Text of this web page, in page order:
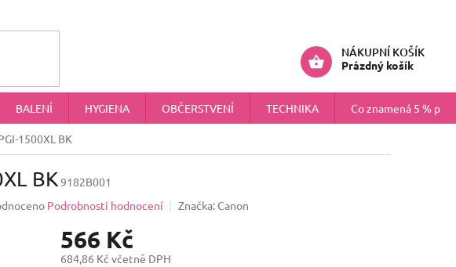
NÁKUPNÍ KOŠÍK
Prázdný košík
BALENÍ HYGIENA OBČERSTVENÍ TECHNIKA Co znamená 5 %
1500XL BK
BK9182B001
Podrobnosti hodnocení Značka: Canon
566 Kč
684,86 Kč včetně DPH